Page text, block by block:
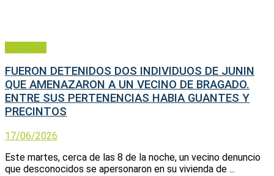
FUERON DETENIDOS DOS INDIVIDUOS DE JUNIN
QUE AMENAZARON A UN VECINO DE BRAGADO.
ENTRE SUS PERTENENCIAS HABIA GUANTES Y
PRECINTOS
17/06/2026
Este martes, cerca de las 8 de la noche, un vecino denuncio
que desconocidos se apersonaron en su vivienda de ...